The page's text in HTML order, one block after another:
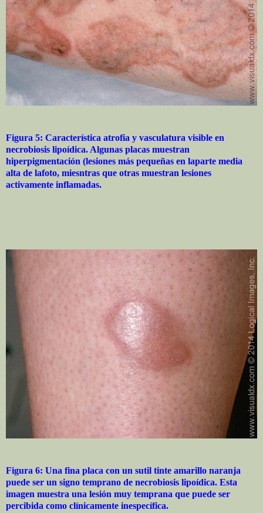
Figura 5: Característica atrofia y vasculatura visible en
necrobiosis lipoídica. Algunas placas muestran
hiperpigmentación (lesiones más pequeñas en laparte media
alta de lafoto, miesntras que otras muestran lesiones
activamente inflamadas.
Figura 6: Una fina placa con un sutil tinte amarillo naranja
puede ser un signo temprano de necrobiosis lipoídica. Esta
imagen muestra una lesión muy temprana que puede ser
percibida como clínicamente inespecífica.